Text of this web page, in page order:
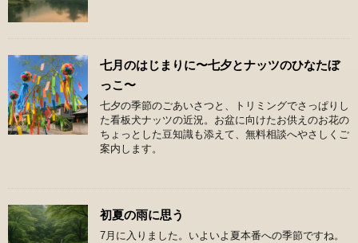
七月のはじまりに〜七夕とナッツのひなたぼ
っこ〜
七夕の季節のごあいさつと、トリミングでさっぱりし
た看板犬ナッツの近況。お盆に向けたお供えのお花の
ちょっとした豆知識も添えて、無料相談へやさしくご
案内します。
初夏の雨に思う
7月に入りました。いよいよ夏本番への季節ですね。